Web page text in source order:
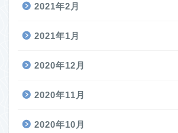
2021年2月
2021年1月
2020年12月
2020年11月
2020年10月